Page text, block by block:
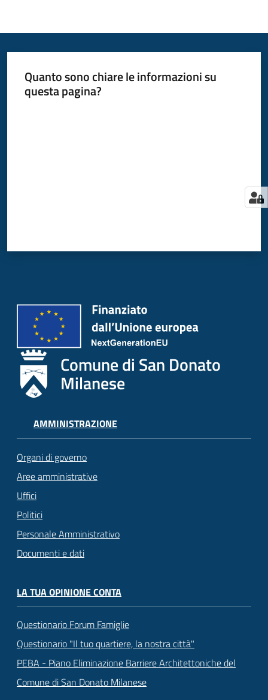
Quanto sono chiare le informazioni su
questa pagina?
Comune di San Donato
Milanese
AMMINISTRAZIONE
Organi di governo
Aree amministrative
Uffici
Politici
Personale Amministrativo
Documenti e dati
LA TUA OPINIONE CONTA
Questionario Forum Famiglie
Questionario "Il tuo quartiere, la nostra città"
PEBA - Piano Eliminazione Barriere Architettoniche del
Comune di San Donato Milanese